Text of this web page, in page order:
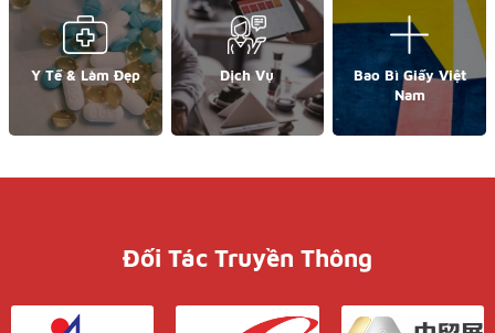
Y Tế & Làm Đẹp Dịch Vụ
Bao Bì Giấy Việt
Nam
Đối Tác Truyền Thông